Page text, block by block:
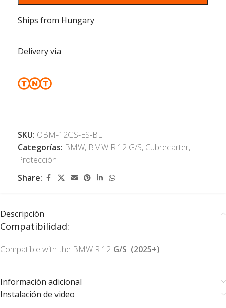
Ships from Hungary
Delivery via
SKU: OBM-12GS-ES-BL
Categorías: BMW, BMW R 12 G/S, Cubrecarter,
Protección
Share:
Descripción
Compatibilidad:
Compatible with the BMW R 12 G/S (2025+)
Información adicional
Instalación de video